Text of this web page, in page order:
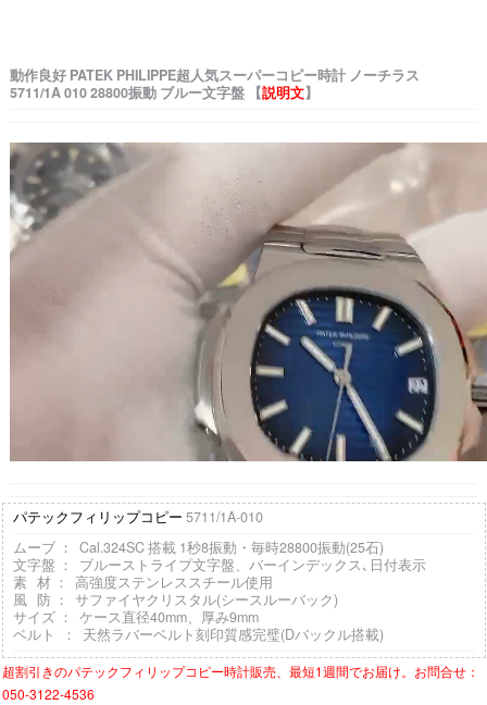
動作良好 PATEK PHILIPPE超人気スーパーコピー時計 ノーチラス
5711/1A 010 28800振動 ブルー文字盤 【説明文】
パテックフィリップコピー 5711/1A-010
ムーブ ： Cal.324SC 搭載 1秒8振動・毎時28800振動(25石)
文字盤 ： ブルーストライプ文字盤、バーインデックス､日付表示
素 材 ： 高強度ステンレススチール使用
風 防 ： サファイヤクリスタル(シースルーバック)
サイズ ： ケース直径40mm、厚み9mm
ベルト ： 天然ラバーベルト刻印質感完璧(Dバックル搭載)
超割引きのパテックフィリップコピー時計販売、最短1週間でお届け。お問合せ：
050-3122-4536